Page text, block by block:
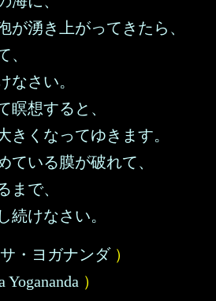
が湧き上がってきたら、
、
なさい。
瞑想すると、
きくなってゆきます。
ている膜が破れて、
まで、
続けなさい。
・ヨガナンダ）
Yogananda ）